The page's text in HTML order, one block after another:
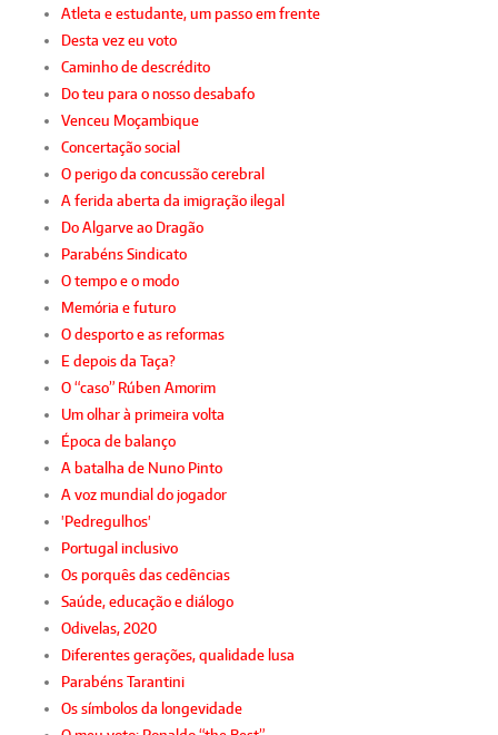
Atleta e estudante, um passo em frente
Desta vez eu voto
Caminho de descrédito
Do teu para o nosso desabafo
Venceu Moçambique
Concertação social
O perigo da concussão cerebral
A ferida aberta da imigração ilegal
Do Algarve ao Dragão
Parabéns Sindicato
O tempo e o modo
Memória e futuro
O desporto e as reformas
E depois da Taça?
O “caso” Rúben Amorim
Um olhar à primeira volta
Época de balanço
A batalha de Nuno Pinto
A voz mundial do jogador
'Pedregulhos'
Portugal inclusivo
Os porquês das cedências
Saúde, educação e diálogo
Odivelas, 2020
Diferentes gerações, qualidade lusa
Parabéns Tarantini
Os símbolos da longevidade